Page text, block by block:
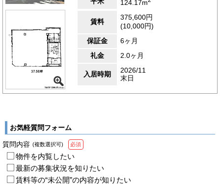
124.17m
賃料
375,600円
(10,000円)
保証金
6ヶ月
礼金
2.0ヶ月
入居時期
2026/11
末日
お気軽質問フォーム
質問内容 (複数選択可) 必須
物件を内覧したい
最新の募集状況を知りたい
賃料等の“未公開”の内容が知りたい